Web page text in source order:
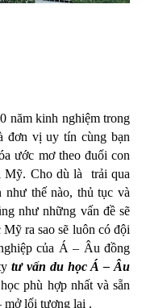
năm kinh nghiệm trong
đơn vị uy tín cùng bạn
ước mơ theo đuổi con
Cho dù là  trải qua
thế nào, thủ tục và
như những vấn đề sẽ
ra sao sẽ luôn có đội
của Á – Âu đồng
tư vấn du học Á – Âu
phù hợp nhất và sẵn
mở lối tương lai .